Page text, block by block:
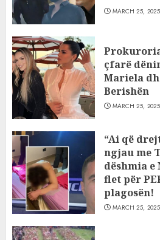
MARCH 25, 2025
çfarë
Mariela
Berishën
MARCH 25, 2025
“Ai që
ngjau me
dëshmia
flet për
plagosën!
MARCH 25, 2025